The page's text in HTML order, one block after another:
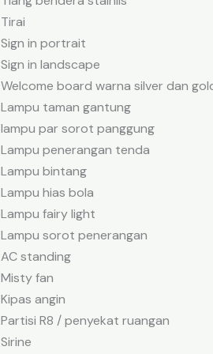
Tirai
Sign in portrait
Sign in landscape
Welcome board warna silver dan
Lampu taman gantung
lampu par sorot panggung
Lampu penerangan tenda
Lampu bintang
Lampu hias bola
Lampu fairy light
Lampu sorot penerangan
AC standing
Misty fan
Kipas angin
Partisi R8 / penyekat ruangan
Sirine